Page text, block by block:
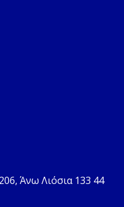
Άνω Λιόσια 133 44